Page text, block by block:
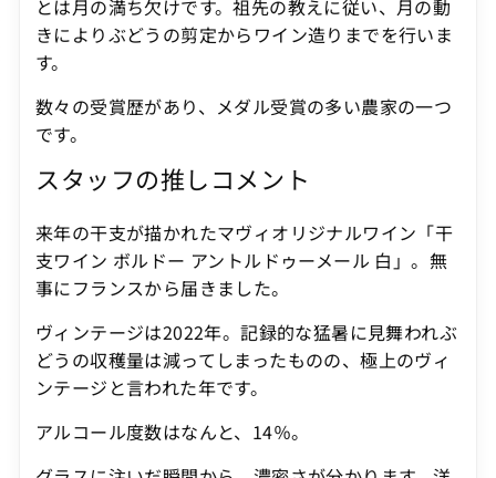
とは月の満ち欠けです。祖先の教えに従い、月の動
きによりぶどうの剪定からワイン造りまでを行いま
す。
数々の受賞歴があり、メダル受賞の多い農家の一つ
です。
スタッフの推しコメント
来年の干支が描かれたマヴィオリジナルワイン「干
支ワイン ボルドー アントルドゥーメール 白」。無
事にフランスから届きました。
ヴィンテージは2022年。記録的な猛暑に見舞われぶ
どうの収穫量は減ってしまったものの、極上のヴィ
ンテージと言われた年です。
アルコール度数はなんと、14％。